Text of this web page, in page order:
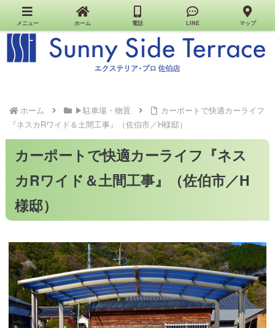
佐伯市のエクステリア・外構・お家の工事はお任せください｜Sunny Side Terrace｜エクステ
リア・プロ佐伯店
ホーム ▶駐車場・物置
カーポートで快適カーライフ
『ネスカRワイド＆土間工事』（佐伯市／H様邸）
カーポートで快適カーライフ『ネス
カRワイド＆土間工事』（佐伯市／H
様邸）
メニュー ホーム 電話 LINE マップ